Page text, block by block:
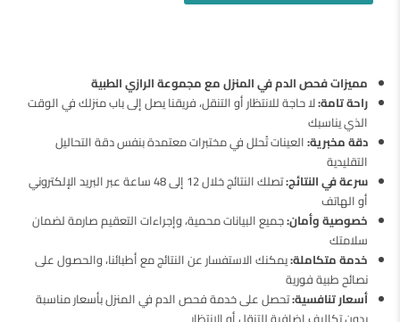
مميزات فحص الدم في المنزل مع مجموعة الرازي الطبية
راحة تامة:لا حاجة للانتظار أو التنقل، فريقنا يصل إلى باب منزلك في الوقت
الذي يناسبك
دقة مخبرية:العينات تُحلل في مختبرات معتمدة بنفس دقة التحاليل
التقليدية
سرعة في النتائج:
تصلك النتائج خلال 12 إلى 48 ساعة عبر البريد الإلكتروني
أو الهاتف
خصوصية وأمان:جميع البيانات محمية، وإجراءات التعقيم صارمة لضمان
سلامتك
خدمة متكاملة:يمكنك الاستفسار عن النتائج مع أطبائنا، والحصول على
نصائح طبية فورية
أسعار تنافسية:تحصل على خدمة فحص الدم في المنزل بأسعار مناسبة